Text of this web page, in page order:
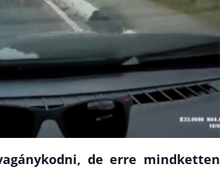
de erre mindketten